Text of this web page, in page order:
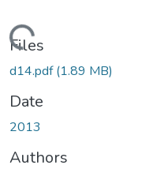
Loading...
Files
d14.pdf(1.89 MB)
Date
2013
Authors